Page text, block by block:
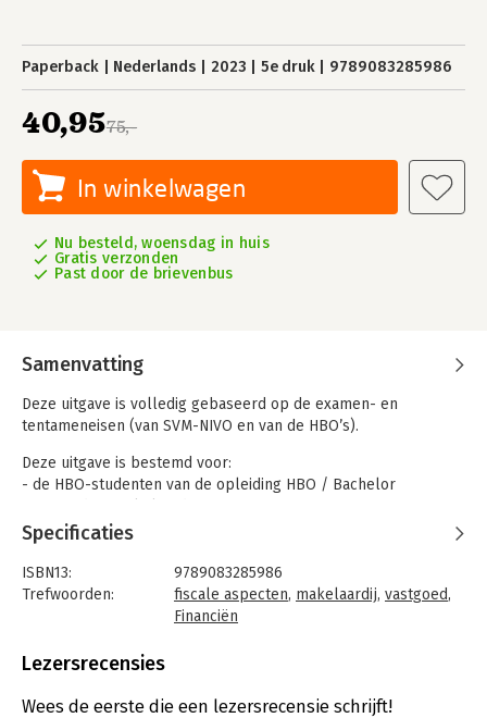
Paperback Nederlands 2023 5e druk 9789083285986
75,-
40,95
In winkelwagen
Nu besteld, woensdag in huis
Gratis verzonden
Past door de brievenbus
Samenvatting
Deze uitgave is volledig gebaseerd op de examen- en
tentameneisen (van SVM-NIVO en van de HBO’s).
Deze uitgave is bestemd voor:
- de HBO-studenten van de opleiding HBO / Bachelor
- de makelaars in opleiding voor het onderdeel van het SVM-
NIVO- examen voor gecertificeerd Assistent-Makelaar en voor
het basisdiploma ‘Basistheorie Vastgoeddeskundige’
beginnende en gevorderde vastgoedprofessionals.
Specificaties
ISBN13:
9789083285986
Trefwoorden:
fiscale aspecten, makelaardij, vastgoed,
Financiën
Bindwijze:
Uitgever:
Academic Store
Lezersrecensies
Wees de eerste die een lezersrecensie schrijft!